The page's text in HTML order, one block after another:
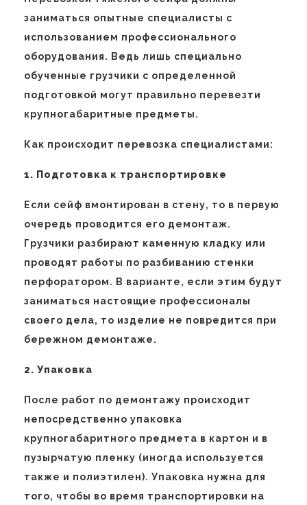
заниматься опытные специалисты с
использованием профессионального
оборудования. Ведь лишь специально
обученные грузчики с определенной
подготовкой могут правильно перевезти
крупногабаритные предметы.
Как происходит перевозка специалистами:
1. Подготовка к транспортировке
Если сейф вмонтирован в стену, то в первую
очередь проводится его демонтаж.
Грузчики разбирают каменную кладку или
проводят работы по разбиванию стенки
перфоратором. В варианте, если этим будут
заниматься настоящие профессионалы
своего дела, то изделие не повредится при
бережном демонтаже.
2. Упаковка
После работ по демонтажу происходит
непосредственно упаковка
крупногабаритного предмета в картон и в
пузырчатую пленку (иногда используется
также и полиэтилен). Упаковка нужна для
того, чтобы во время транспортировки на